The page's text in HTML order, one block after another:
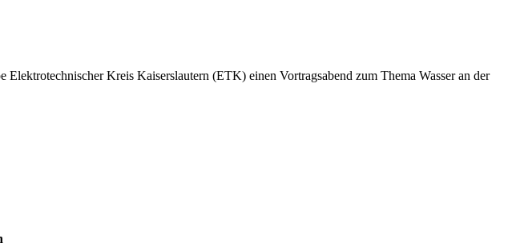
Kreis Kaiserslautern (ETK) einen Vortragsabend zum Thema Wasser an der